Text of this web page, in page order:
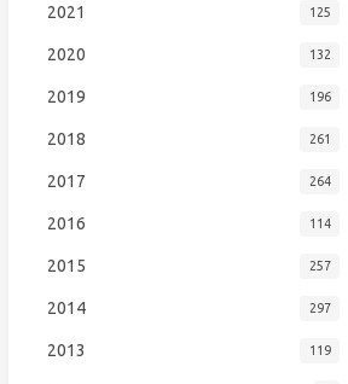
2021 125
2020 132
2019 196
2018 261
2017 264
2016 114
2015 257
2014 297
2013 119